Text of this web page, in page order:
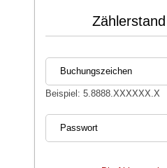
Buchungszeichen
Beispiel: 5.8888.XXXXXX.X
Passwort